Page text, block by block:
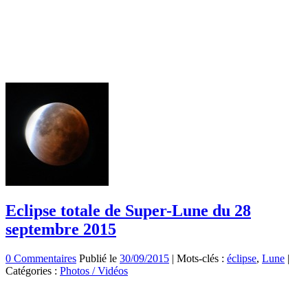
Eclipse totale de Super-Lune du 28
septembre 2015
0 Commentaires Publié le 30/09/2015 | Mots-clés : éclipse, Lune |
Catégories : Photos / Vidéos